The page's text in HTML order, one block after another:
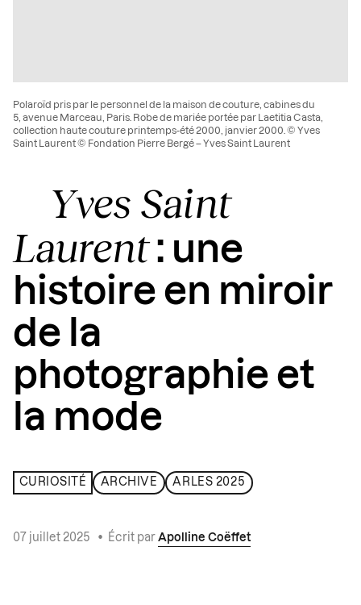
Yves Saint
Laurent: une
histoire en miroir
de la
photographie et
la mode
CURIOSITÉ ARCHIVE ARLES 2025
07 juillet 2025 • Écrit par Apolline Coëffet
Polaroïd pris par le personnel de la maison de couture, cabines du
5, avenue Marceau, Paris. Robe de mariée portée par Laetitia Casta,
collection haute couture printemps-été 2000, janvier 2000. © Yves
Saint Laurent © Fondation Pierre Bergé – Yves Saint Laurent